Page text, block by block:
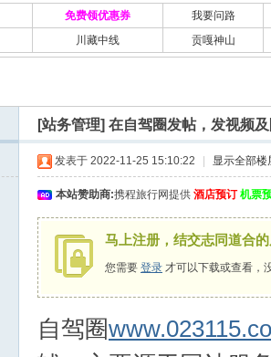
索
›
免费领优惠券
我要问路
川藏中线 贡嘎神山
[站务管理] 在自驾圈发帖，发视频
发表于 2022-11-25 15:10:22 显示全部楼
本站赞助商:携程旅行网提供 酒店预订 机票
马上注册，结交志同道合
您需要 登录 才可以下载或查看，
自驾圈